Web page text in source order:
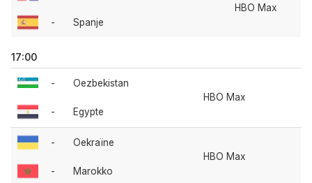
- Spanje
HBO Max
17:00
-
-
Oezbekistan
Egypte
HBO Max
-
-
Oekraïne
Marokko
HBO Max